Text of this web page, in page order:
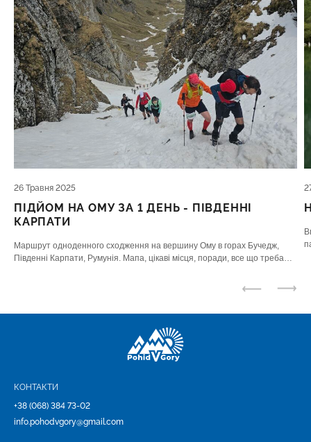
26 Травня 2025
ПІДЙОМ НА ОМУ ЗА 1 ДЕНЬ - ПІВДЕННІ
КАРПАТИ
Маршрут одноденного сходження на вершину Ому в горах Бучедж,
Південні Карпати, Румунія. Мапа, цікаві місця, поради, все що треба
КОНТАКТИ
+38 (068) 384 73-02
info.pohodvgory@gmail.com